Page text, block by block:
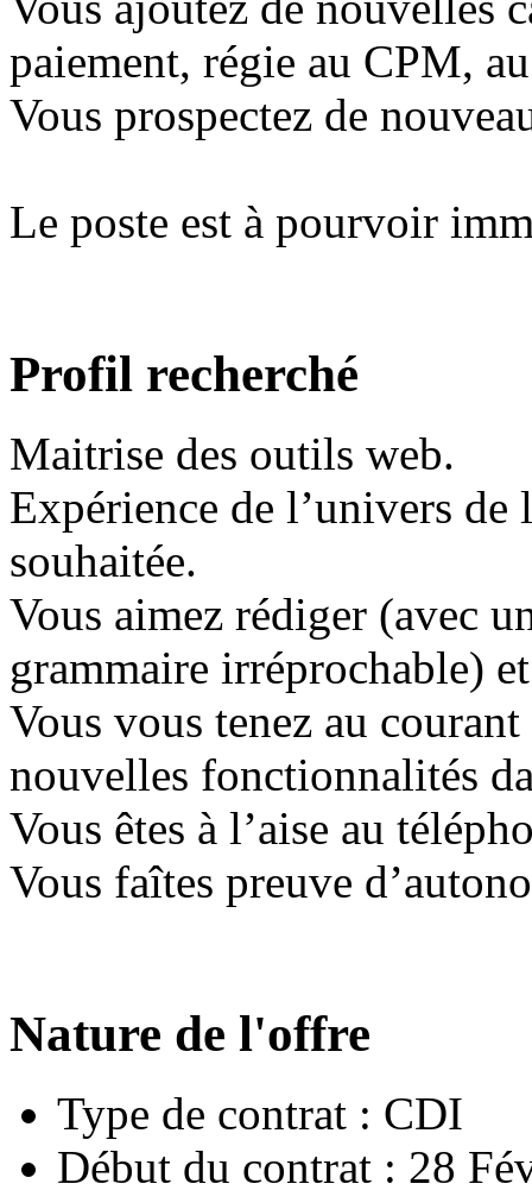
paiement, régie au CPM,
Vous prospectez de
Le poste est à pourvoir
Profil recherché
Maitrise des outils web.
Expérience de l’univers
souhaitée.
Vous aimez rédiger (avec
grammaire irréprochable)
Vous vous tenez au
nouvelles fonctionnalités
Vous êtes à l’aise au
Vous faîtes preuve
Nature de l'offre
Type de contrat : CDI
Début du contrat : 28